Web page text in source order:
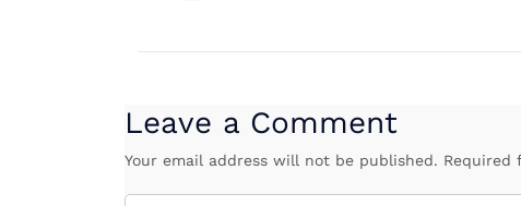
Leave a Comment
Your email address will not be published. Required